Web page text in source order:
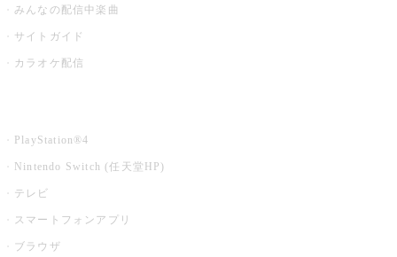
みんなの配信中楽曲
サイトガイド
カラオケ配信
PlayStation®4
Nintendo Switch (任天堂HP)
テレビ
スマートフォンアプリ
ブラウザ